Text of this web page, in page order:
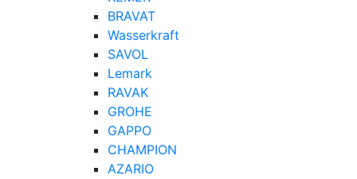
BRAVAT
Wasserkraft
SAVOL
Lemark
RAVAK
GROHE
GAPPO
CHAMPION
AZARIO